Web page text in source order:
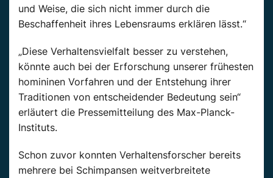
und Weise, die sich nicht immer durch die
Beschaffenheit ihres Lebensraums erklären lässt.“
„Diese Verhaltensvielfalt besser zu verstehen,
könnte auch bei der Erforschung unserer frühesten
homininen Vorfahren und der Entstehung ihrer
Traditionen von entscheidender Bedeutung sein“
erläutert die Pressemitteilung des Max-Planck-
Instituts.
Schon zuvor konnten Verhaltensforscher bereits
mehrere bei Schimpansen weitverbreitete